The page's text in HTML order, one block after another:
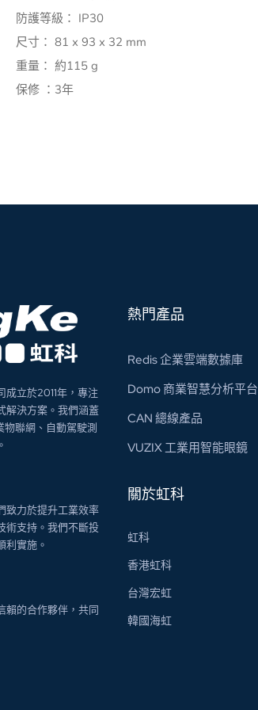
防護等級： IP30
尺寸： 81 x 93 x 32 mm
重量： 約115 g
保修 ：3年
成立於2011年，專注
解決方案。我們涵蓋
物聯網、自動駕駛測
致力於提升工業效率
術支持。我們不斷投
利實施。
賴的合作夥伴，共同
熱門產品
Redis 企業雲端數據庫
Domo 商業智慧分析平台
CAN 總線​產品
VUZIX 工業用智能眼鏡
關於虹科
虹科
香港虹科
台灣宏虹
韓國海虹